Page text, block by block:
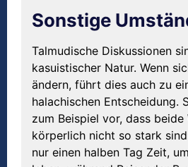
Sonstige
Talmudische Diskussionen
kasuistischer Natur. Wenn
ändern, führt dies auch zu
halachischen Entscheidung.
zum Beispiel vor, dass beide
körperlich nicht so stark
nur einen halben Tag Zeit,